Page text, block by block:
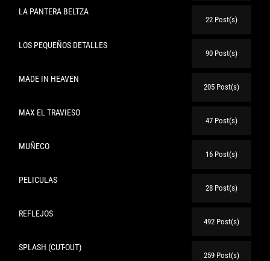
LA PANTERA BELTZA
22 Post(s)
LOS PEQUEÑOS DETALLES
90 Post(s)
MADE IN HEAVEN
205 Post(s)
MAX EL TRAVIESO
47 Post(s)
MUÑECO
16 Post(s)
PELICULAS
28 Post(s)
REFLEJOS
492 Post(s)
SPLASH (CUT-OUT)
259 Post(s)